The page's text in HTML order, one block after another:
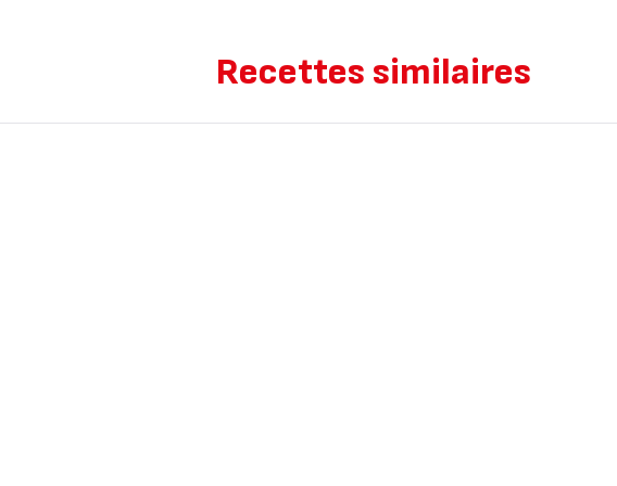
Recettes similaires